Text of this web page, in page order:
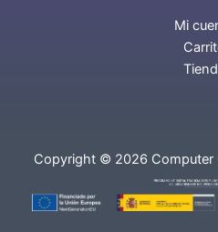
Mi
Copyright © 2026 Computer